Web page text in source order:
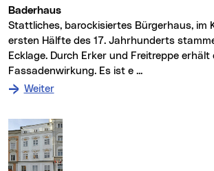
Baderhaus
Stattliches, barockisiertes Bürgerhaus, im
ersten Hälfte des 17. Jahrhunderts
Ecklage. Durch Erker und Freitreppe erhält
Fassadenwirkung. Es ist e ...
Weiter: zum Denkmal Baderhaus